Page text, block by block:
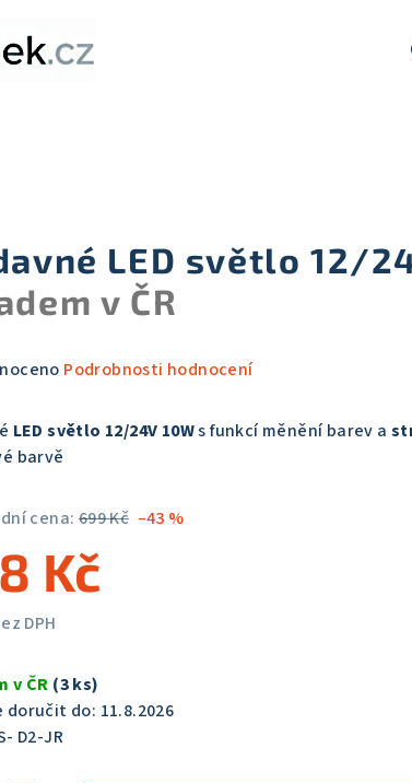
LED světlo 12/
v ČR
Podrobnosti hodnocení
LED světlo 12/24V 10Ws funkcí měnění barev a
barvě
cena: 699 Kč –43 %
Kč
DPH
v ČR (3 ks)
doručit do: 11.8.2026
D2-JR